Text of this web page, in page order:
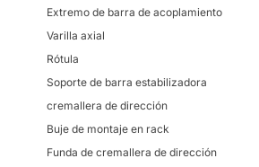
Extremo de barra de acoplamiento
Varilla axial
Rótula
Soporte de barra estabilizadora
cremallera de dirección
Buje de montaje en rack
Funda de cremallera de dirección